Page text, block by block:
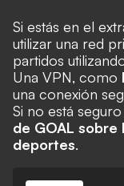
Si estás en el
utilizar una red
partidos
Una VPN, como
una conexión
Si no está
de GOAL sobre
deportes.